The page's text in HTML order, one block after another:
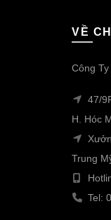
VỀ
Công
47/
H. Hóc
Trung
Tel: